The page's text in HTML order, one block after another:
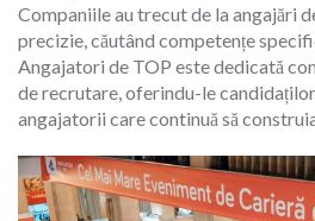
Companiile au trecut de la angajări
precizie, căutând competențe
Angajatori de TOP este dedicată
de recrutare, oferindu-le
angajatorii care continuă să